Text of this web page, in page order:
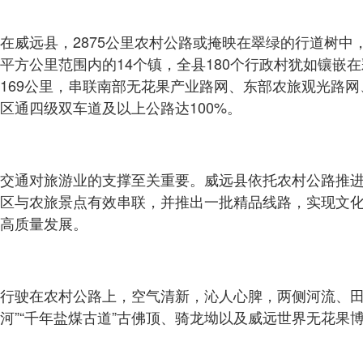
在威远县，2875公里农村公路或掩映在翠绿的行道树
平方公里范围内的14个镇，全县180个行政村犹如镶嵌
169公里，串联南部无花果产业路网、东部农旅观光路
区通四级双车道及以上公路达100%。
交通对旅游业的支撑至关重要。威远县依托农村公路推
区与农旅景点有效串联，并推出一批精品线路，实现文
高质量发展。
行驶在农村公路上，空气清新，沁人心脾，两侧河流、
河”“千年盐煤古道”古佛顶、骑龙坳以及威远世界无花果